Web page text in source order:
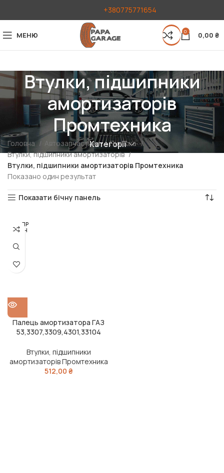
+380775771654
МЕНЮ 0 0,00 ₴
Втулки, підшипники
амортизаторів
Промтехника
Категорії
Головна Автозапчастини
Підвіска
Втулки, підшипники амортизаторів
Втулки, підшипники амортизаторів Промтехника
Показано один результат
Показати бічну панель
РОЗПР
ОДАН
Палець амортизатора ГАЗ
53,3307,3309,4301,33104
Втулки, підшипники
амортизаторів Промтехника
512,00 ₴